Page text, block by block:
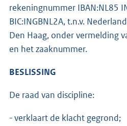
rekeningnummer IBAN:NL85
BIC:INGBNL2A, t.n.v.
Den Haag, onder vermelding
en het zaaknummer.
BESLISSING
De raad van discipline:
- verklaart de klacht gegrond;